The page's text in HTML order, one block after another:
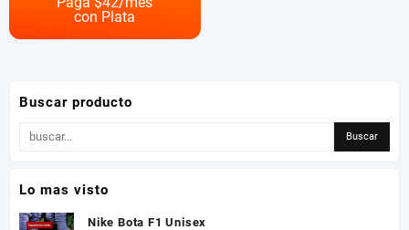
variantes.
Las
de
con Plata
Buscar producto
Lo mas visto
Nike Bota F1 Unisex